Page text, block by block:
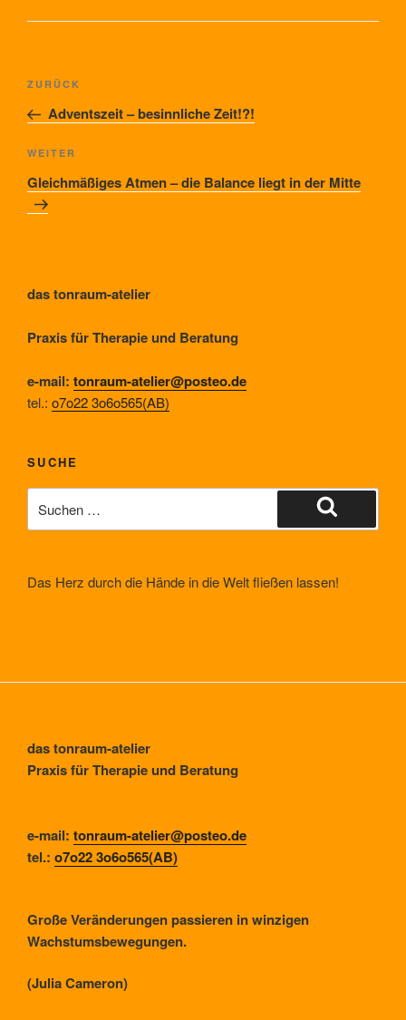
Beitragsnavigation
Vorheriger
Beitrag
ZURÜCK
Adventszeit – besinnliche Zeit!?!
Nächster
Beitrag
WEITER
Gleichmäßiges Atmen – die Balance liegt in der Mitte
das tonraum-atelier
Praxis für Therapie und Beratung
e-mail: tonraum-atelier@posteo.de
tel.: o7o22 3o6o565(AB)
SUCHE
nach:
Suchen
Das Herz durch die Hände in die Welt fließen lassen!
das tonraum-atelier
Praxis für Therapie und Beratung
e-mail: tonraum-atelier@posteo.de
tel.: o7o22 3o6o565(AB)
Große Veränderungen passieren in winzigen
Wachstumsbewegungen.
(Julia Cameron)